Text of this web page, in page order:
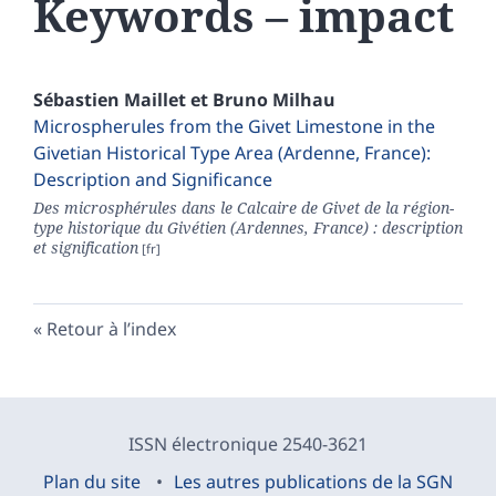
Keywords – impact
Sébastien Mailletet Bruno Milhau
Microspherules from the Givet Limestone in the
Givetian Historical Type Area (Ardenne, France):
Description and Significance
Des microsphérules dans le Calcaire de Givet de la région-
type historique du Givétien (Ardennes, France) : description
et signification
Retour à l’index
ISSN électronique 2540-3621
Plan du site
Les autres publications de la SGN